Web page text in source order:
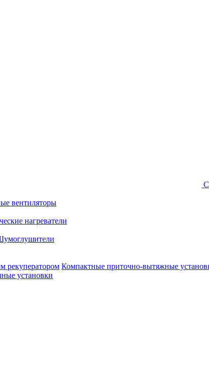
вентиляторы
нагреватели
рекуператором Компактные приточно-вытяжные
установки